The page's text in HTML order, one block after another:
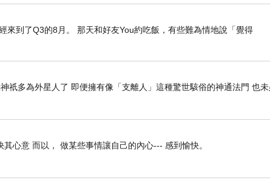
到了Q3的8月。 那天和好友You約吃飯，有些難為情地說「覺得
祇多為外星人了 即便擁有像「支離人」這種驚世駭俗的神通法門 也
心意 而以， 做某些事情讓自己的內心--- 感到愉快。